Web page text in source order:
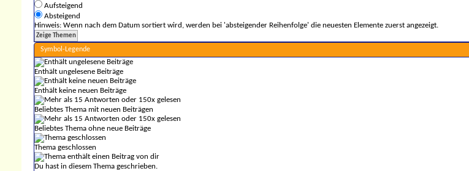
Aufsteigend
Absteigend
Hinweis: Wenn nach dem Datum sortiert wird, werden bei 'absteigender Reihenfolge' die neuesten Elemente zuerst angezeigt.
Symbol-Legende
Enthält ungelesene Beiträge
Enthält keine neuen Beiträge
Beliebtes Thema mit neuen Beiträgen
Beliebtes Thema ohne neue Beiträge
Thema geschlossen
Du hast in diesem Thema geschrieben.